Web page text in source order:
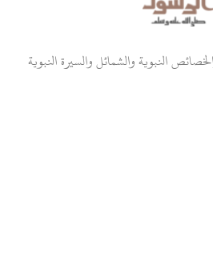
النبوية والشمائل والسيرة النبوية